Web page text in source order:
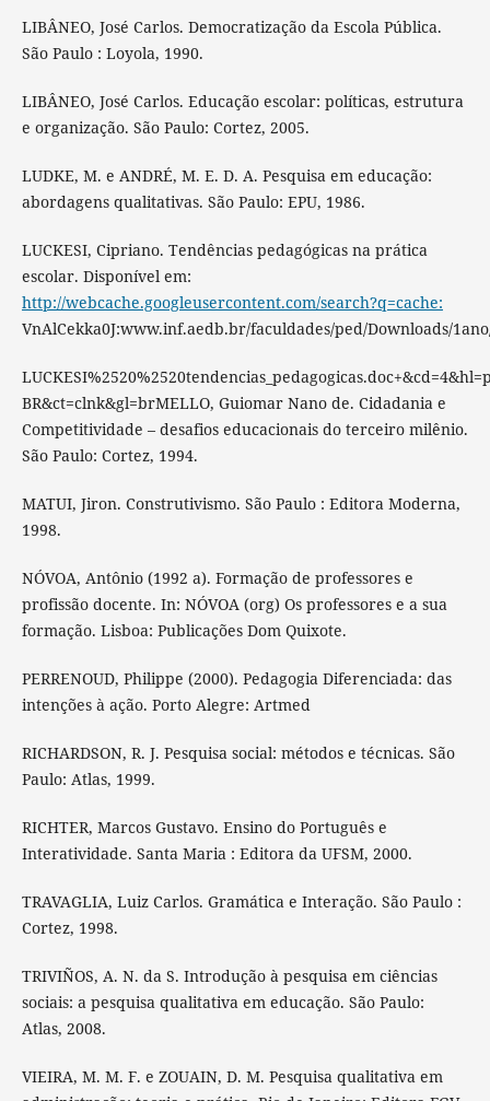
LIBÂNEO, José Carlos. Democratização da Escola Pública.
São Paulo : Loyola, 1990.
LIBÂNEO, José Carlos. Educação escolar: políticas, estrutura
e organização. São Paulo: Cortez, 2005.
LUDKE, M. e ANDRÉ, M. E. D. A. Pesquisa em educação:
abordagens qualitativas. São Paulo: EPU, 1986.
LUCKESI, Cipriano. Tendências pedagógicas na prática
escolar. Disponível em:
http://webcache.googleusercontent.com/search?q=cache:
VnAlCekka0J:www.inf.aedb.br/faculdades/ped/Downloads/
BR&ct=clnk&gl=brMELLO, Guiomar Nano de. Cidadania e
Competitividade – desafios educacionais do terceiro milênio.
São Paulo: Cortez, 1994.
MATUI, Jiron. Construtivismo. São Paulo : Editora Moderna,
1998.
NÓVOA, Antônio (1992 a). Formação de professores e
profissão docente. In: NÓVOA (org) Os professores e a sua
formação. Lisboa: Publicações Dom Quixote.
PERRENOUD, Philippe (2000). Pedagogia Diferenciada: das
intenções à ação. Porto Alegre: Artmed
RICHARDSON, R. J. Pesquisa social: métodos e técnicas. São
Paulo: Atlas, 1999.
RICHTER, Marcos Gustavo. Ensino do Português e
Interatividade. Santa Maria : Editora da UFSM, 2000.
TRAVAGLIA, Luiz Carlos. Gramática e Interação. São Paulo :
Cortez, 1998.
TRIVIÑOS, A. N. da S. Introdução à pesquisa em ciências
sociais: a pesquisa qualitativa em educação. São Paulo:
Atlas, 2008.
VIEIRA, M. M. F. e ZOUAIN, D. M. Pesquisa qualitativa em